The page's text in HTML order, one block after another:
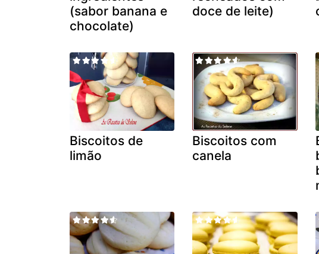
(sabor banana e
chocolate)
doce de leite)
Biscoitos de
limão
Biscoitos com
canela